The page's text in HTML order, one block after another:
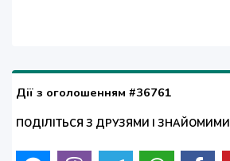
Дії з оголошенням #36761
ПОДІЛІТЬСЯ З ДРУЗЯМИ І ЗНАЙОМИМИ